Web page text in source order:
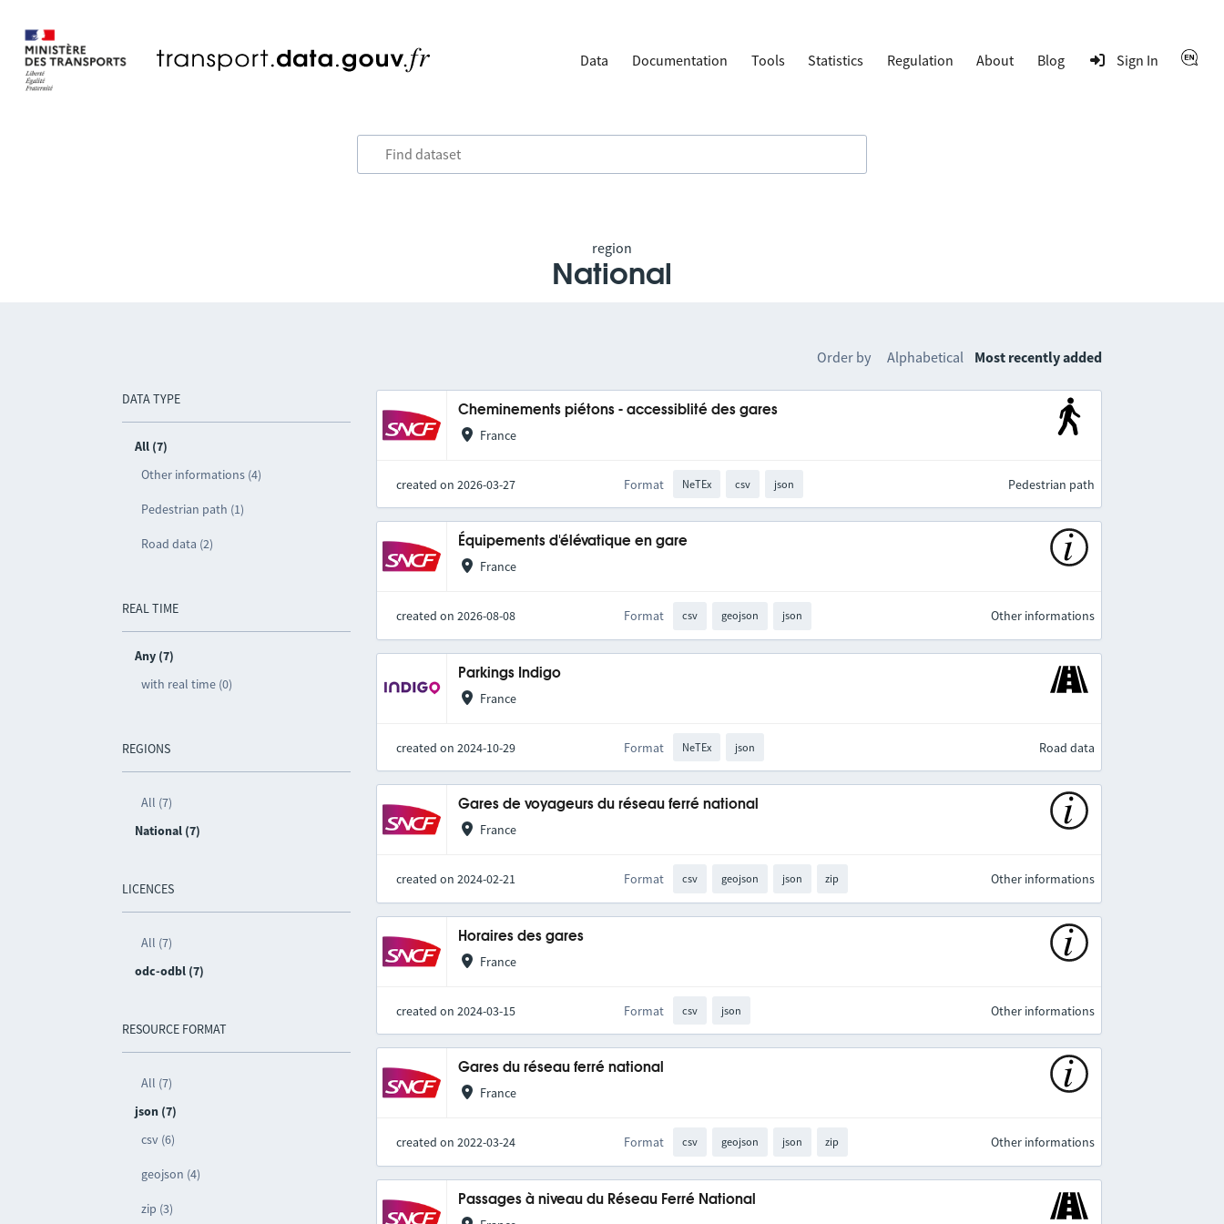
Data Documentation Tools Statistics Regulation About Blog Sign In
region
National
DATA TYPE
All (7)
Other informations (4)
Pedestrian path (1)
Road data (2)
REAL TIME
Any (7)
with real time (0)
REGIONS
All (7)
National (7)
LICENCES
All (7)
odc-odbl (7)
RESOURCE FORMAT
All (7)
json (7)
csv (6)
geojson (4)
zip (3)
Order by Alphabetical Most recently added
Cheminements piétons - accessiblité des gares
France
created on 2026-03-27 Format NeTEx csv json Pedestrian path
Équipements d'élévatique en gare
France
created on 2026-08-08 Format csv geojson json Other informations
Parkings Indigo
France
created on 2024-10-29 Format NeTEx json Road data
Gares de voyageurs du réseau ferré national
France
created on 2024-02-21 Format csv geojson json zip Other informations
Horaires des gares
France
created on 2024-03-15 Format csv json Other informations
Gares du réseau ferré national
France
created on 2022-03-24 Format csv geojson json zip Other informations
Passages à niveau du Réseau Ferré National